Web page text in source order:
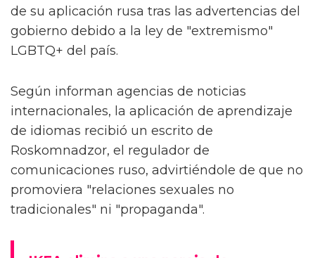
de su aplicación rusa tras las advertencias del
gobierno debido a la ley de "extremismo"
LGBTQ+ del país.
Según informan agencias de noticias
internacionales, la aplicación de aprendizaje
de idiomas recibió un escrito de
Roskomnadzor, el regulador de
comunicaciones ruso, advirtiéndole de que no
promoviera "relaciones sexuales no
tradicionales" ni "propaganda".